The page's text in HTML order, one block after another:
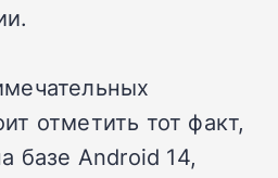
отметить тот факт,
базе Android 14,